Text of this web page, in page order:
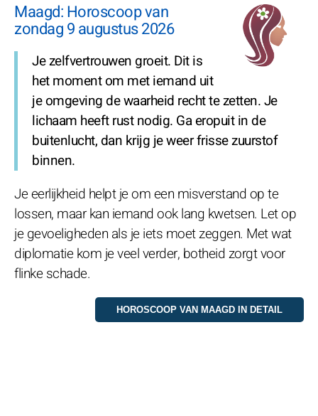
Maagd: Horoscoop van
zondag 9 augustus 2026
Je zelfvertrouwen groeit. Dit is
het moment om met iemand uit
je omgeving de waarheid recht te zetten. Je
lichaam heeft rust nodig. Ga eropuit in de
buitenlucht, dan krijg je weer frisse zuurstof
binnen.
Je eerlijkheid helpt je om een misverstand op te
lossen, maar kan iemand ook lang kwetsen. Let op
je gevoeligheden als je iets moet zeggen. Met wat
diplomatie kom je veel verder, botheid zorgt voor
flinke schade.